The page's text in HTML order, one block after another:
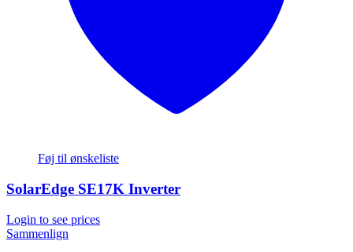
Føj til ønskeliste
SolarEdge SE17K Inverter
Login to see prices
Sammenlign